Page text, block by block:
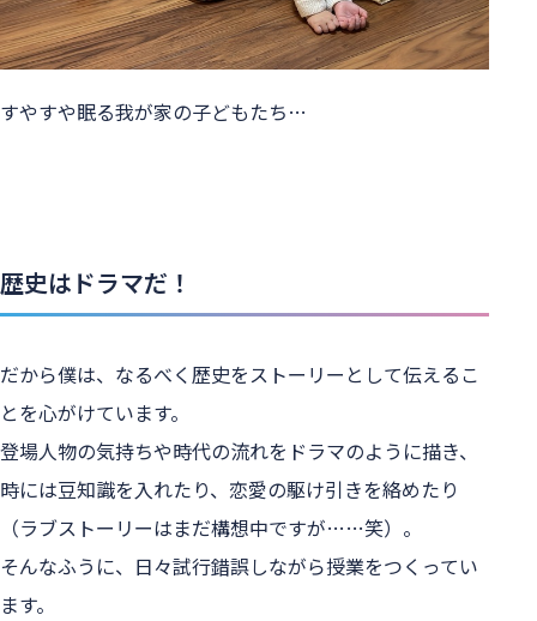
すやすや眠る我が家の子どもたち…
歴史はドラマだ！
だから僕は、なるべく歴史をストーリーとして伝えるこ
とを心がけています。
登場人物の気持ちや時代の流れをドラマのように描き、
時には豆知識を入れたり、恋愛の駆け引きを絡めたり
（ラブストーリーはまだ構想中ですが……笑）。
そんなふうに、日々試行錯誤しながら授業をつくってい
ます。